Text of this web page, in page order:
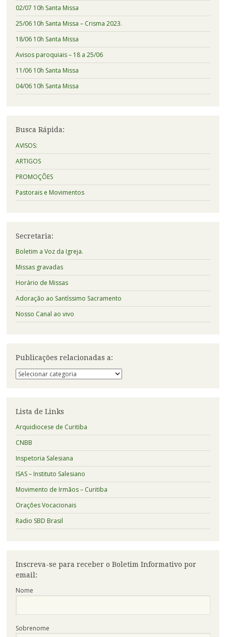
02/07 10h Santa Missa
25/06 10h Santa Missa – Crisma 2023.
18/06 10h Santa Missa
Avisos paroquiais – 18 a 25/06
11/06 10h Santa Missa
04/06 10h Santa Missa
Busca Rápida:
AVISOS:
ARTIGOS
PROMOÇÕES
Pastorais e Movimentos
Secretaria:
Boletim a Voz da Igreja.
Missas gravadas
Horário de Missas
Adoração ao Santíssimo Sacramento
Nosso Canal ao vivo
Publicações relacionadas a:
Publicações
relacionadas
Lista de Links
Arquidiocese de Curitiba
CNBB
Inspetoria Salesiana
ISAS – Instituto Salesiano
Movimento de Irmãos – Curitiba
Orações Vocacionais
Radio SBD Brasil
Inscreva-se para receber o Boletim Informativo por
email:
Nome
Sobrenome